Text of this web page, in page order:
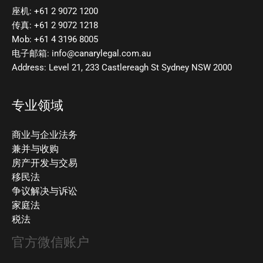
座机: +61 2 9072 1200
传真: +61 2 9072 1218
Mob: +61 4 3196 8005
电子邮箱: info@canarylegal.com.au
Address: Level 21, 233 Castlereagh St Sydney NSW 2000
专业领域
商业与企业法务
兼并与收购
房产开发与交易
移民法
争议解决与诉讼
家庭法
税法
官方微信账户